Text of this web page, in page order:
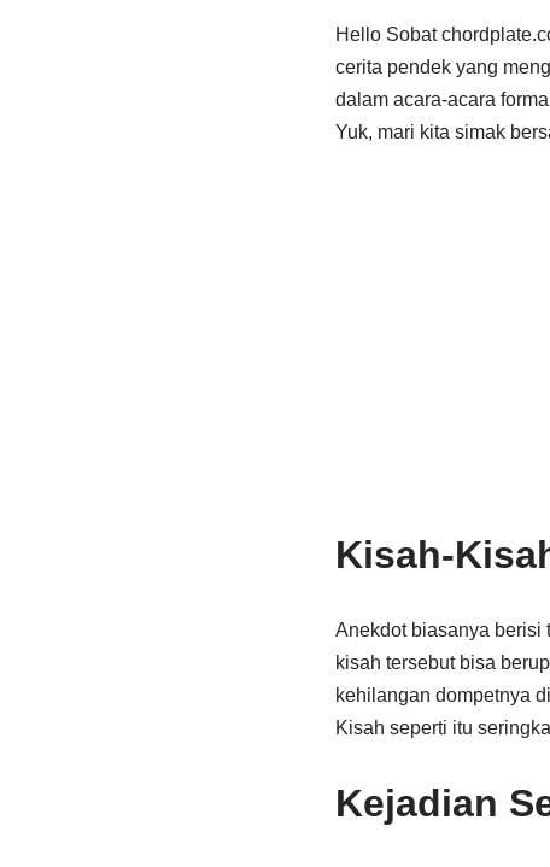
Hello Sobat
cerita pendek yang
dalam acara-acara
Yuk, mari kita simak
Kisah-
Anekdot biasanya berisi
kisah tersebut bisa
kehilangan dompetnya
Kisah seperti itu
Kejadian